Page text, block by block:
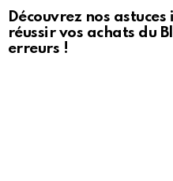
Découvrez nos
réussir vos achats du
erreurs !